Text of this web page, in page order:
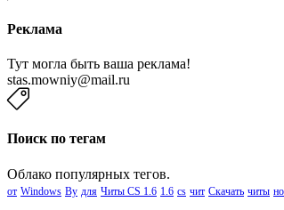
Реклама
Тут могла быть ваша реклама!
stas.mowniy@mail.ru
Поиск по тегам
Облако популярных тегов.
от Windows By для Читы CS 1.6 1.6 cs чит Скачать читы